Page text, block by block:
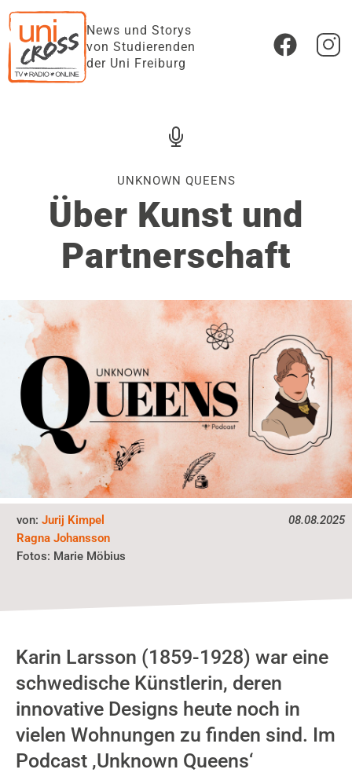
News und Storys
von Studierenden
der Uni Freiburg
UNKNOWN QUEENS
Über Kunst und
Partnerschaft
08.08.2025
von:Jurij Kimpel
Ragna Johansson
Fotos: Marie Möbius
Karin Larsson (1859-1928) war eine
schwedische Künstlerin, deren
innovative Designs heute noch in
vielen Wohnungen zu finden sind. Im
Podcast ‚Unknown Queens‘